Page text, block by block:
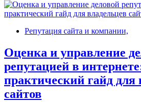
Репутация сайта и компании,
Оценка и управление
репутацией в
практический гайд для
сайтов